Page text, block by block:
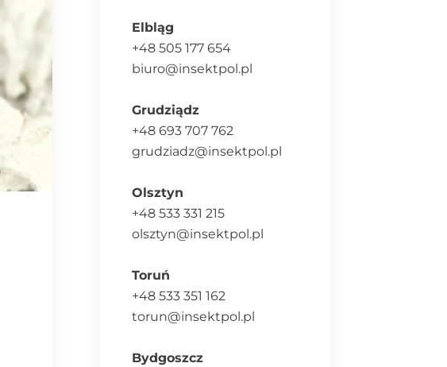
Elbląg
+48 505 177 654
biuro@insektpol.pl
Grudziądz
+48 693 707 762
grudziadz@insektpol.pl
Olsztyn
+48 533 331 215
olsztyn@insektpol.pl
Toruń
+48 533 351 162
torun@insektpol.pl
Bydgoszcz